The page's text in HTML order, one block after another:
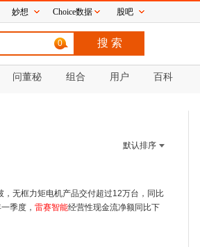
0
问董秘 组合 用户 百科
默认排序
无框力矩电机产品交付超过12万台，同比
季度， 雷赛智能经营性现金流净额同比下
妙想 Choice数据 股吧